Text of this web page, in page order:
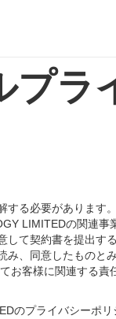
プラ
する必要があります
LIMITEDの関連事
して契約書を提出す
み、同意したものと
お客様に関連する責
のプライバシーポリ